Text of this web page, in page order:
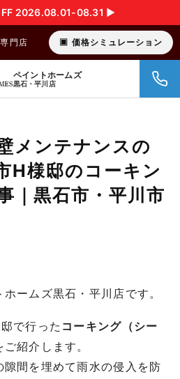
2026.08.01-08.31 ▶︎
門店 価格シミュレーション
ペイントホームズ
黒石・平川店
メンテナンスの
H様邸のコーキン
｜黒石市・平川市
ームズ黒石・平川店です。
で行った コーキング（シー
紹介します。
隙間を埋めて雨水の侵入を防